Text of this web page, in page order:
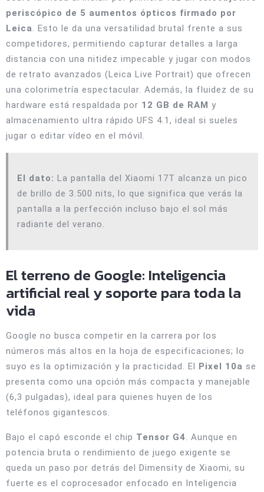
periscópico de 5 aumentos ópticos firmado por
Leica. Esto le da una versatilidad brutal frente a sus
competidores, permitiendo capturar detalles a larga
distancia con una nitidez impecable y jugar con modos
de retrato avanzados (Leica Live Portrait) que ofrecen
una colorimetría espectacular. Además, la fluidez de su
hardware está respaldada por 12 GB de RAM y
almacenamiento ultra rápido UFS 4.1, ideal si sueles
jugar o editar vídeo en el móvil.
El dato: La pantalla del Xiaomi 17T alcanza un pico
de brillo de 3.500 nits, lo que significa que verás la
pantalla a la perfección incluso bajo el sol más
radiante del verano.
El terreno de Google: Inteligencia
artificial real y soporte para toda la
vida
Google no busca competir en la carrera por los
números más altos en la hoja de especificaciones; lo
suyo es la optimización y la practicidad. El Pixel 10a se
presenta como una opción más compacta y manejable
(6,3 pulgadas), ideal para quienes huyen de los
teléfonos gigantescos.
Bajo el capó esconde el chip Tensor G4. Aunque en
potencia bruta o rendimiento de juego exigente se
queda un paso por detrás del Dimensity de Xiaomi, su
fuerte es el coprocesador enfocado en Inteligencia